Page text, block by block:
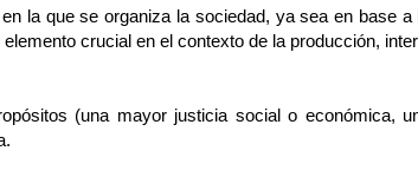
la que se organiza la sociedad, ya sea en base a
crucial en el contexto de la producción,
(una mayor justicia social o económica,